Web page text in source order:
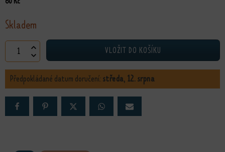
Skladem
Školní sešit 445 - Přátelství množstvíVLOŽIT DO KOŠÍKU
Předpokládané datum doručení:středa, 12. srpna